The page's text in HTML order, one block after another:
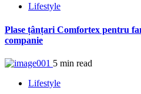
Lifestyle
Plase țânțari Comfortex pentru
companie
5 min read
Lifestyle